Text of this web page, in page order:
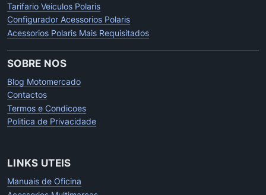
Tarifario Veiculos Polaris
Configurador Acessorios Polaris
Acessorios Polaris Mais Requisitados
SOBRE NOS
Blog Motomercado
Contactos
Termos e Condicoes
Politica de Privacidade
LINKS UTEIS
Manuais de Oficina